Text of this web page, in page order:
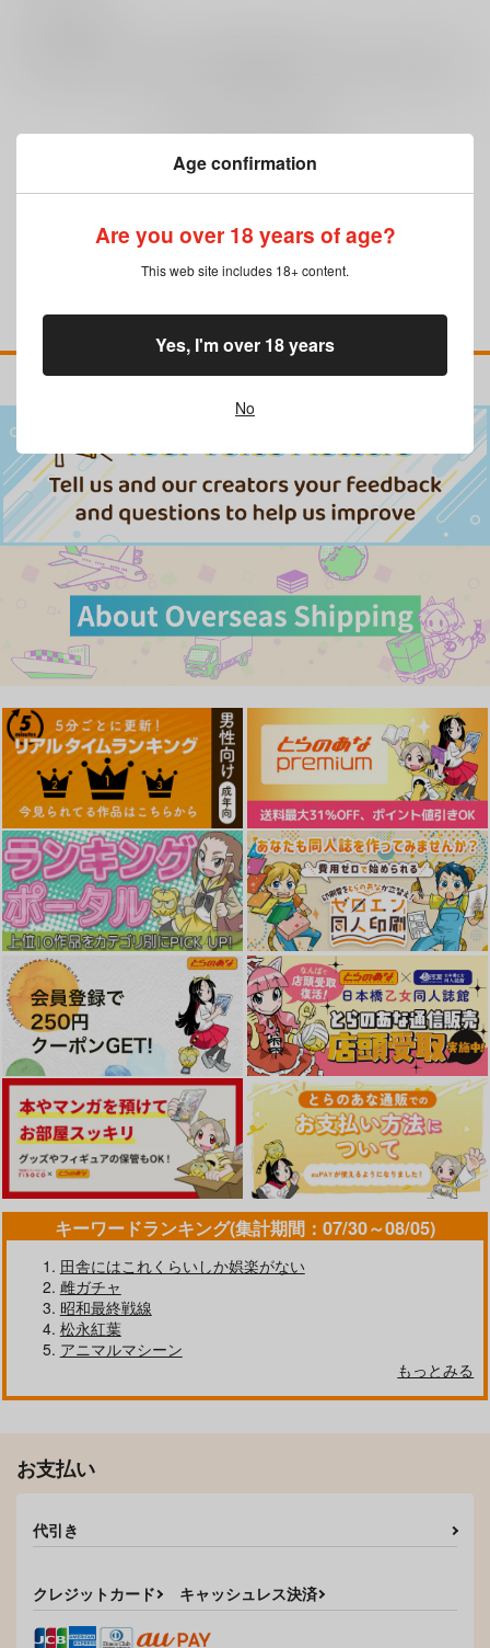
キーワードランキング(集計期間：07/30～08/05)
田舎にはこれくらいしか娯楽がない
雌ガチャ
昭和最終戦線
松永紅葉
アニマルマシーン
もっとみる
お支払い
代引き
クレジットカード キャッシュレス決済
Age confirmation
Are you over 18 years of age?
This web site includes 18+ content.
No
Yes, I'm over 18 years